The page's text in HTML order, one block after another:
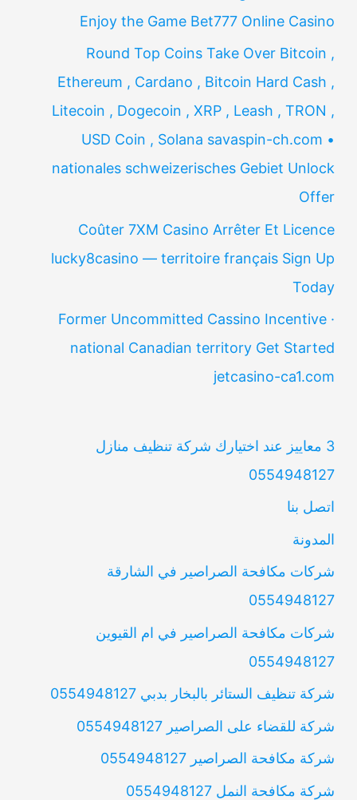
Enjoy the Game Bet777 Online Casino
Round Top Coins Take Over Bitcoin ,
Ethereum , Cardano , Bitcoin Hard Cash ,
Litecoin , Dogecoin , XRP , Leash , TRON ,
USD Coin , Solana savaspin-ch.com •
nationales schweizerisches Gebiet Unlock
Offer
Coûter 7XM Casino Arrêter Et Licence
lucky8casino — territoire français Sign Up
Today
Former Uncommitted Cassino Incentive ·
national Canadian territory Get Started
jetcasino-ca1.com
3 معاييز عند اختيارك شركة تنظيف منازل
0554948127
اتصل بنا
المدونة
شركات مكافحة الصراصير في الشارقة
0554948127
شركات مكافحة الصراصير في ام القيوين
0554948127
شركة تنظيف الستائر بالبخار بدبي 0554948127
شركة للقضاء على الصراصير 0554948127
شركة مكافحة الصراصير 0554948127
شركة مكافحة النمل 0554948127